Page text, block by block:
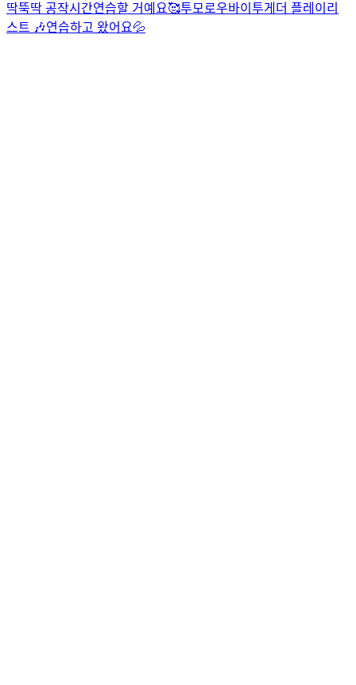
딱뚝딱 공작시간연습할 거예요🥰투모로우바이투게더 플레이리
스트 🎶연습하고 왔어요💦